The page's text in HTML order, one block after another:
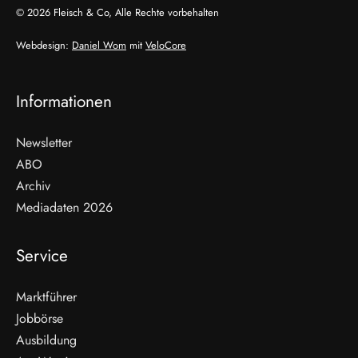
© 2026 Fleisch & Co, Alle Rechte vorbehalten
Webdesign: Daniel Wom mit VeloCore
Informationen
Newsletter
ABO
Archiv
Mediadaten 2026
Service
Marktführer
Jobbörse
Ausbildung